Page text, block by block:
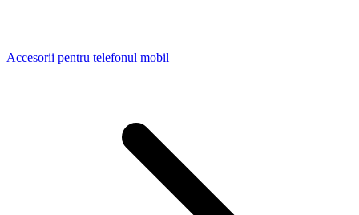
Accesorii pentru telefonul mobil